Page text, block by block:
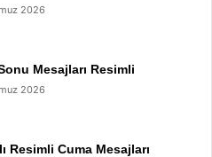
2026
Mesajları Resimli
2026
Resimli Cuma Mesajları